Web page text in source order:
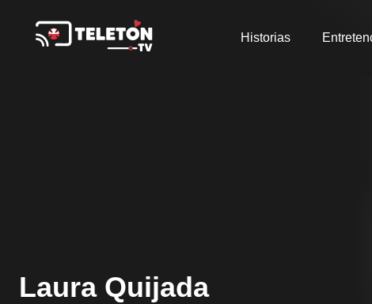
Historias
Laura Quijada